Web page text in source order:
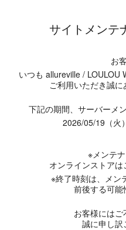
サイトメンテ
お
いつも allureville / LOULOU
ご利用いただき誠に
下記の期間、サーバーメ
2026/05/19（火
※メンテ
オンラインストアは
※終了時刻は、メン
前後する可能
お客様にはご
誠に申し訳